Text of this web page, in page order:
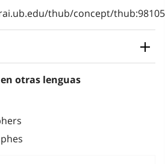
thub/concept/
otras lenguas